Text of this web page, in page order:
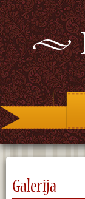
Galerija